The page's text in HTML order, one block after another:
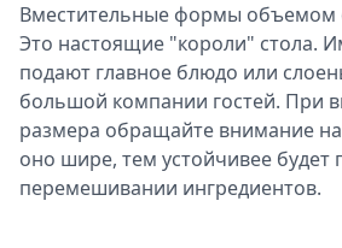
Вместительные формы объемом
Это настоящие "короли" стола.
подают главное блюдо или
большой компании гостей. При
размера обращайте внимание
оно шире, тем устойчивее будет
перемешивании ингредиентов.